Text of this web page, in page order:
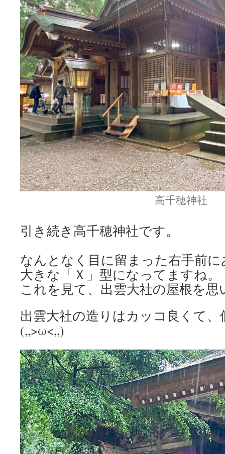
キ
ッ
プ
高千穂神社
引き続き高千穂神社です。
なんとなく目に留まった右手前
大きな「Ｘ」型になってますね。
これを見て、出雲大社の屋根を
出雲大社の造りはカッコ良くて
(,,>ω<,,)